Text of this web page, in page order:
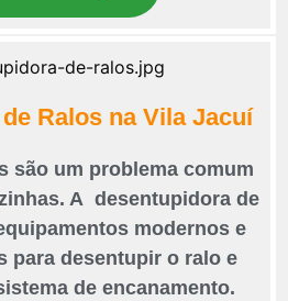
Ralos na Vila Jacuí
são um problema comum
A desentupidora de
modernos e
para desentupir o ralo e
de encanamento.